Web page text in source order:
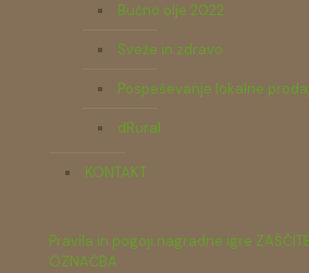
Bučno olje 2022
Sveže in zdravo
Pospeševanje lokalne
dRural
KONTAKT
Pravila in pogoji nagradne igre
OZNAČBA